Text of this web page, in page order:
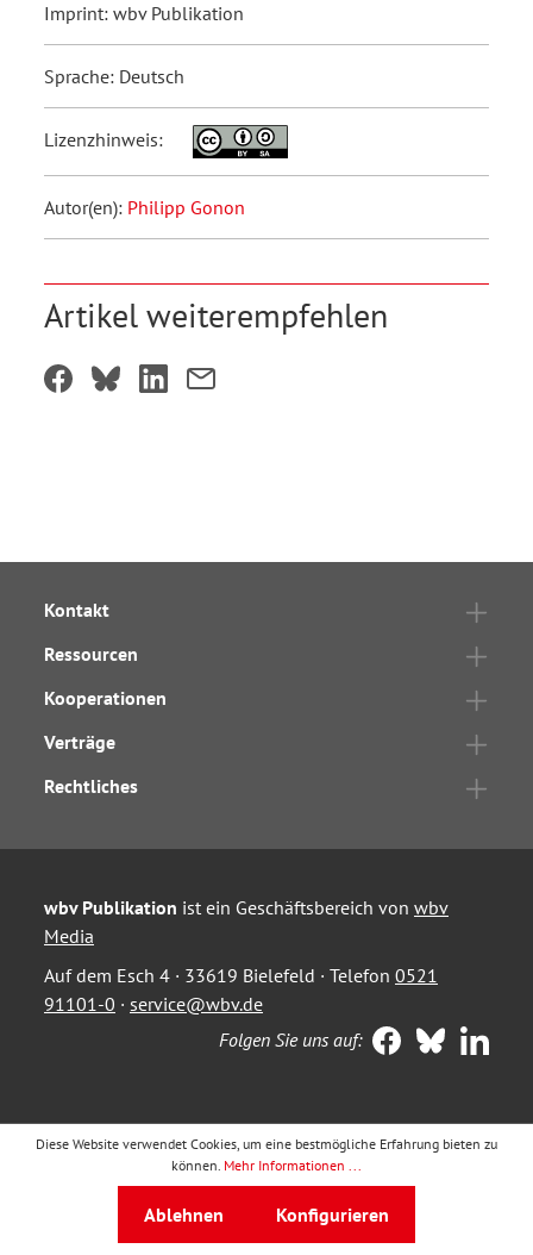
Imprint: wbv Publikation
Sprache: Deutsch
Lizenzhinweis:
Autor(en): Philipp Gonon
Artikel weiterempfehlen
Kontakt
Ressourcen
Kooperationen
Verträge
Rechtliches
wbv Publikation ist ein Geschäftsbereich von wbv
Media
Auf dem Esch 4 · 33619 Bielefeld · Telefon 0521
91101-0 · service@wbv.de
Folgen Sie uns auf:
Diese Website verwendet Cookies, um eine bestmögliche Erfahrung bieten zu
können. Mehr Informationen ...
Ablehnen Konfigurieren